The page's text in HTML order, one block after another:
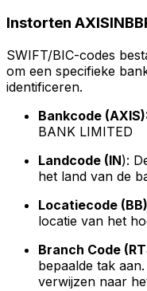
Instorten
SWIFT/BIC-codes
om een specifieke
identificeren.
Bankcode
BANK LIMITED
Landcode (IN):
het land van de
Locatiecode
locatie van het
Branch Code
bepaalde tak
verwijzen naar